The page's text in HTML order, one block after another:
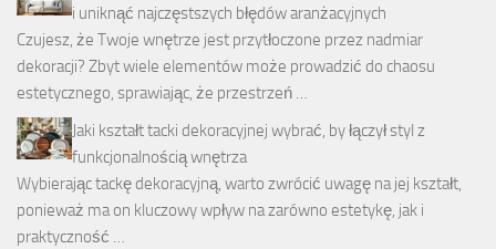
i uniknąć najczęstszych błędów aranżacyjnych
Czujesz, że Twoje wnętrze jest przytłoczone przez nadmiar
dekoracji? Zbyt wiele elementów może prowadzić do chaosu
estetycznego, sprawiając, że przestrzeń …
Jaki kształt tacki dekoracyjnej wybrać, by łączył styl z
funkcjonalnością wnętrza
Wybierając tackę dekoracyjną, warto zwrócić uwagę na jej kształt,
ponieważ ma on kluczowy wpływ na zarówno estetykę, jak i
praktyczność …